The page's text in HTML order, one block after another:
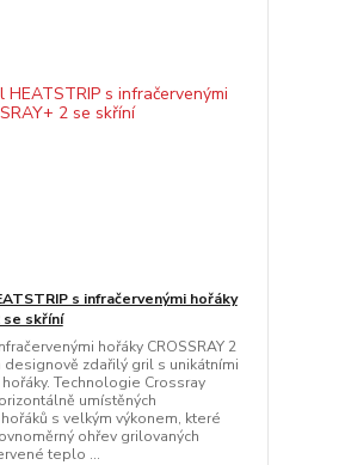
s infračervenými hořáky
se skříní
hořáky CROSSRAY 2
designově zdařilý gril s unikátními
Technologie Crossray
umístěných
s velkým výkonem, které
ohřev grilovaných
teplo ...